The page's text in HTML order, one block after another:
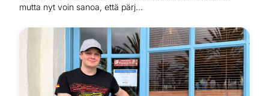
mutta nyt voin sanoa, että pärj...